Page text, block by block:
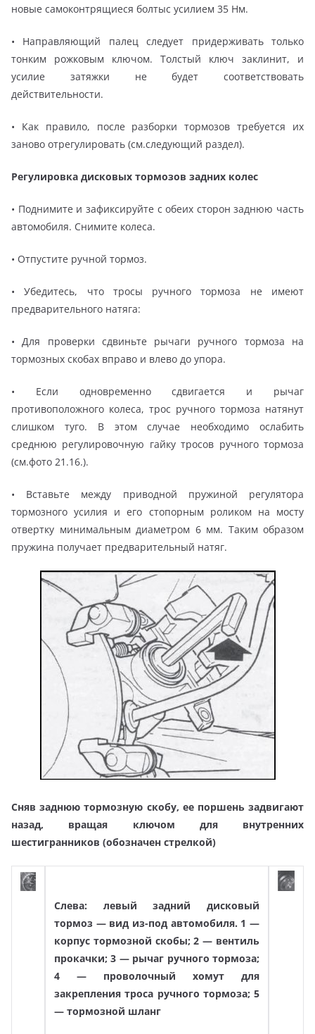
новые самоконтрящиеся болтыс усилием 35 Нм.
• Направляющий палец следует придерживать только
тонким рожковым ключом. Толстый ключ заклинит, и
усилие затяжки не будет соответствовать
действительности.
• Как правило, после разборки тормозов требуется их
заново отрегулировать (см.следующий раздел).
Регулировка дисковых тормозов задних колес
• Поднимите и зафиксируйте с обеих сторон заднюю часть
автомобиля. Снимите колеса.
• Отпустите ручной тормоз.
• Убедитесь, что тросы ручного тормоза не имеют
предварительного натяга:
• Для проверки сдвиньте рычаги ручного тормоза на
тормозных скобах вправо и влево до упора.
• Если одновременно сдвигается и рычаг
противоположного колеса, трос ручного тормоза натянут
слишком туго. В этом случае необходимо ослабить
среднюю регулировочную гайку тросов ручного тормоза
(см.фото 21.16.).
• Вставьте между приводной пружиной регулятора
тормозного усилия и его стопорным роликом на мосту
отвертку минимальным диаметром 6 мм. Таким образом
пружина получает предварительный натяг.
Сняв заднюю тормозную скобу, ее поршень задвигают
назад, вращая ключом для внутренних
шестигранников (обозначен стрелкой)
Слева: левый задний дисковый
тормоз — вид из-под автомобиля. 1 —
корпус тормозной скобы; 2 — вентиль
прокачки; 3 — рычаг ручного тормоза;
4
— проволочный хомут для
закрепления троса ручного тормоза; 5
— тормозной шланг